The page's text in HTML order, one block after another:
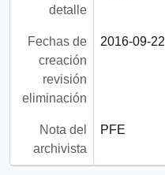
detalle
Fechas de
creación
revisión
eliminación
2016-09-22
Nota del
archivista
PFE